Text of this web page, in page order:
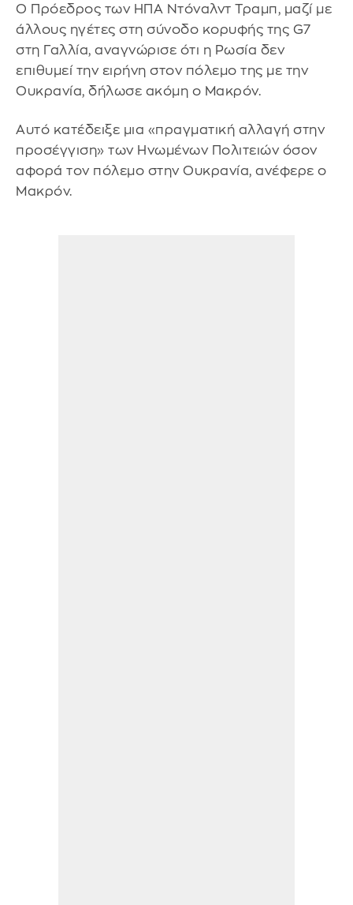
Ο Πρόεδρος των ΗΠΑ Ντόναλντ Τραμπ, μαζί με
άλλους ηγέτες στη σύνοδο κορυφής της G7
στη Γαλλία, αναγνώρισε ότι η Ρωσία δεν
επιθυμεί την ειρήνη στον πόλεμο της με την
Ουκρανία, δήλωσε ακόμη ο Μακρόν.
Αυτό κατέδειξε μια «πραγματική αλλαγή στην
προσέγγιση» των Ηνωμένων Πολιτειών όσον
αφορά τον πόλεμο στην Ουκρανία, ανέφερε ο
Μακρόν.